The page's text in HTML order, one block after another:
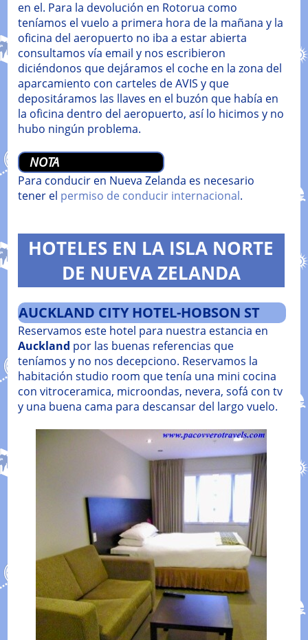
en el. Para la devolución en Rotorua como
teníamos el vuelo a primera hora de la mañana y la
oficina del aeropuerto no iba a estar abierta
consultamos vía email y nos escribieron
diciéndonos que dejáramos el coche en la zona del
aparcamiento con carteles de AVIS y que
depositáramos las llaves en el buzón que había en
la oficina dentro del aeropuerto, así lo hicimos y no
hubo ningún problema.
NOTA
Para conducir en Nueva Zelanda es necesario
tener el permiso de conducir internacional.
HOTELES EN LA ISLA NORTE
DE NUEVA ZELANDA
AUCKLAND CITY HOTEL-HOBSON ST
Reservamos este hotel para nuestra estancia en
Auckland por las buenas referencias que
teníamos y no nos decepciono. Reservamos la
habitación studio room que tenía una mini cocina
con vitroceramica, microondas, nevera, sofá con tv
y una buena cama para descansar del largo vuelo.